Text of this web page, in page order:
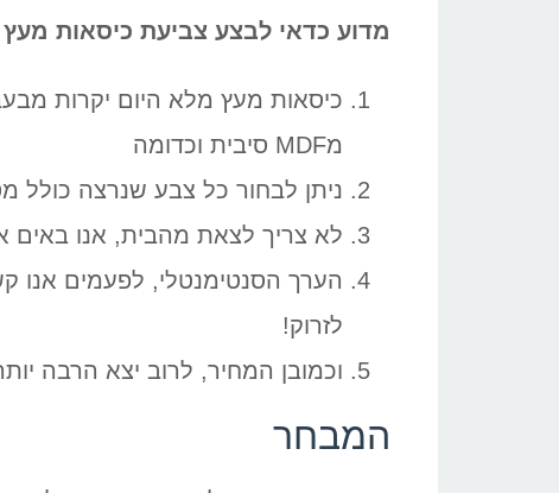
מדוע כדאי לבצע צביעת כיסאות
כיסאות מעץ מלא היום יקרות
מMDF סיבית וכדומה
ניתן לבחור כל צבע שנרצה כולל
לא צריך לצאת מהבית, אנו באים
הערך הסנטימנטלי, לפעמים אנו
לזרוק!
וכמובן המחיר, לרוב יצא הרבה
המבחר